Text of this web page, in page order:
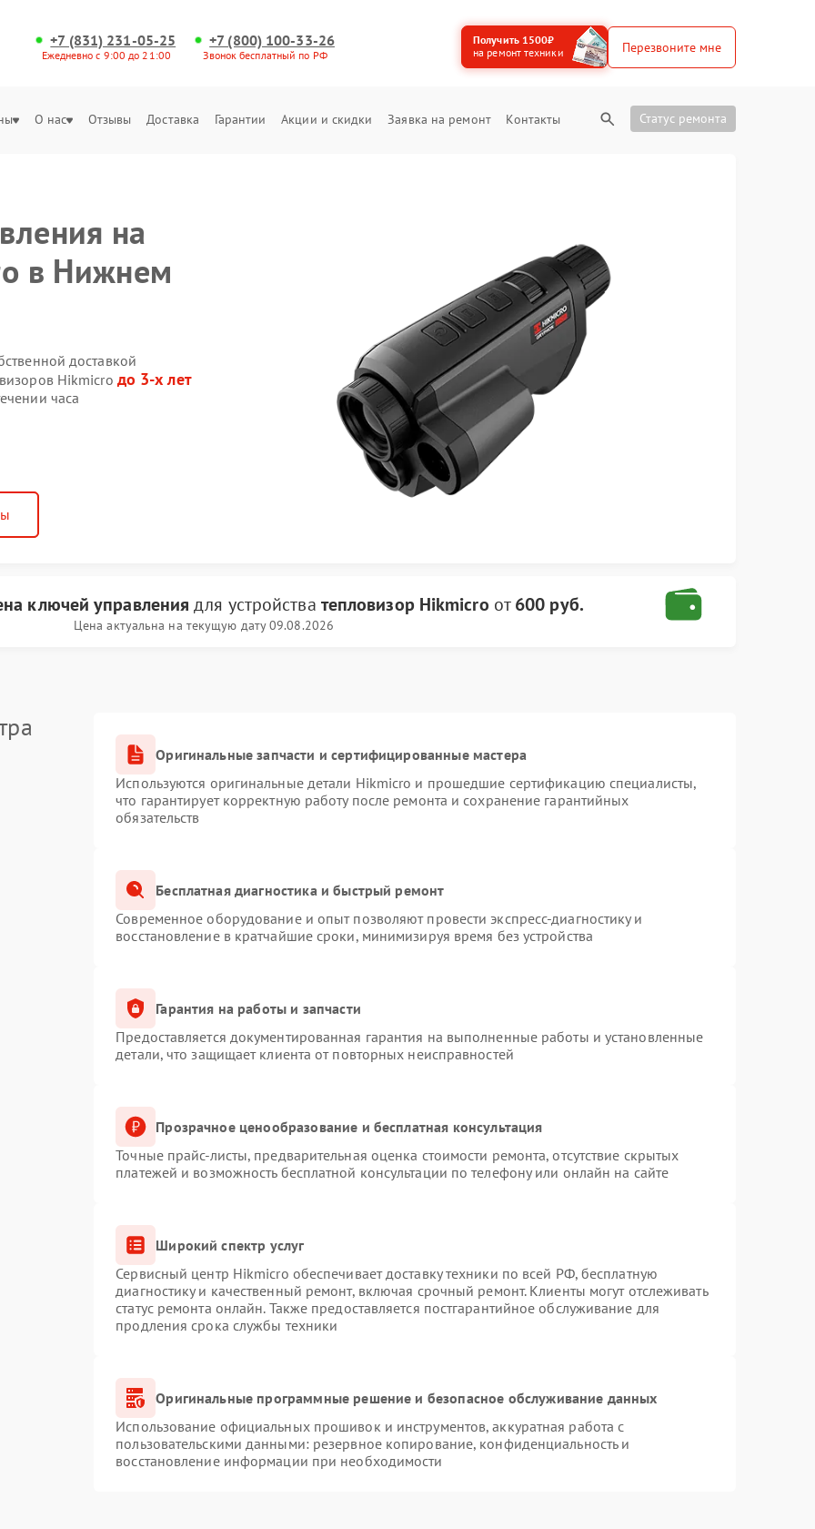
+7 (831) 231-05-25
Ежедневно с 9:00 до 21:00
+7 (800) 100-33-26
Звонок бесплатный по РФ
Получить 1500₽
на ремонт техники
Перезвоните мне
О нас Отзывы Доставка Гарантии Акции и скидки Заявка на ремонт Контакты Статус ремонта
на
в Нижнем
доставкой
Hikmicro до 3-х лет
часа
ключей управления для устройства тепловизор Hikmicro от600 руб.
Цена актуальна на текущую дату 09.08.2026
Оригинальные запчасти и сертифицированные мастера
Используются оригинальные детали Hikmicro и прошедшие сертификацию специалисты,
что гарантирует корректную работу после ремонта и сохранение гарантийных
обязательств
Бесплатная диагностика и быстрый ремонт
Современное оборудование и опыт позволяют провести экспресс-диагностику и
восстановление в кратчайшие сроки, минимизируя время без устройства
Гарантия на работы и запчасти
Предоставляется документированная гарантия на выполненные работы и установленные
детали, что защищает клиента от повторных неисправностей
Прозрачное ценообразование и бесплатная консультация
Точные прайс-листы, предварительная оценка стоимости ремонта, отсутствие скрытых
платежей и возможность бесплатной консультации по телефону или онлайн на сайте
Широкий спектр услуг
Сервисный центр Hikmicro обеспечивает доставку техники по всей РФ, бесплатную
диагностику и качественный ремонт, включая срочный ремонт. Клиенты могут отслеживать
статус ремонта онлайн. Также предоставляется постгарантийное обслуживание для
продления срока службы техники
Оригинальные программные решение и безопасное обслуживание данных
Использование официальных прошивок и инструментов, аккуратная работа с
пользовательскими данными: резервное копирование, конфиденциальность и
восстановление информации при необходимости